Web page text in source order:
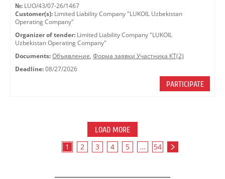
№: LUO/43/07-26/1467
Customer(s): Limited Liability Company "LUKOIL Uzbekistan
Operating Company"
Organizer of tender: Limited Liability Company "LUKOIL
Uzbekistan Operating Company"
Documents: Объявление, Форма заявки Участника КТ(2)
Deadline: 08/27/2026
PARTICIPATE
LOAD MORE
1 2 3 4 5 ... 54